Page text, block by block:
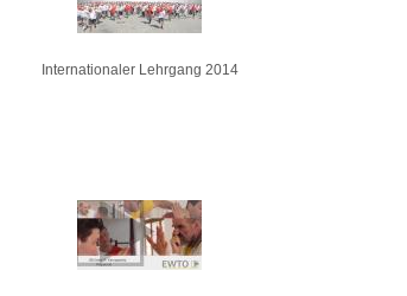
Internationaler Lehrgang 2014